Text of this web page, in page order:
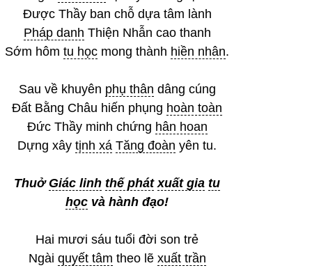
Được Thầy ban chỗ dựa tâm lành
Pháp danh Thiện Nhẫn cao thanh
Sớm hôm tu học mong thành hiền nhân.
Sau về khuyên phụ thân dâng cúng
Đất Bằng Châu hiến phụng hoàn toàn
Đức Thầy minh chứng hân hoan
Dựng xây tịnh xá Tăng đoàn yên tu.
Thuở Giác linh thế phát xuất gia tu
học và hành đạo!
Hai mươi sáu tuổi đời son trẻ
Ngài quyết tâm theo lẽ xuất trần